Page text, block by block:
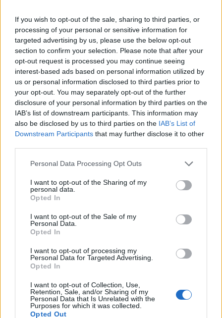
If you wish to opt-out of the sale, sharing to third parties, or
processing of your personal or sensitive information for
targeted advertising by us, please use the below opt-out
section to confirm your selection. Please note that after your
opt-out request is processed you may continue seeing
interest-based ads based on personal information utilized by
us or personal information disclosed to third parties prior to
your opt-out. You may separately opt-out of the further
disclosure of your personal information by third parties on the
IAB’s list of downstream participants. This information may
also be disclosed by us to third parties on the IAB’s List of
Downstream Participants that may further disclose it to other
Please note that this website/app uses one or more Google
not limited to your visit or usage behaviour. You may click to
grant or deny consent to Google and its third-party tags to
use your data for below specified purposes in below Google
consent section.
Personal Data Processing Opt Outs
I want to opt-out of the Sharing of my
personal data.
Opted In
I want to opt-out of the Sale of my
Personal Data.
Opted In
I want to opt-out of processing my
Personal Data for Targeted Advertising.
Opted In
I want to opt-out of Collection, Use,
Retention, Sale, and/or Sharing of my
Personal Data that Is Unrelated with the
Purposes for which it was collected.
Opted Out
AUTEUR
Roberta Tagliabue
Roberta Tagliabue a dormi dans la salle
d'attente de l'hôpital San Martino pour suivre
une affaire sanitaire émergente ; elle signe des
reportages et coordonne des dossiers de
vérification en rédaction en tant que référente
pour Gênes. Née à Sampierdarena, elle
entretient des contacts directs avec des élus
municipaux et des bibliothèques municipales.